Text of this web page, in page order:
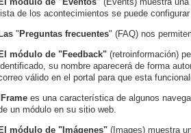
lista de los acontecimientos se puede
Las " Preguntas frecuentes" (FAQ) nos
El módulo de "Feedback" (retroinformación)
su nombre aparecerá de forma
válido en el portal para que esta
IFrame es una característica de algunos
un módulo en su sitio web.
El módulo de "Imágenes" (Images) muestra